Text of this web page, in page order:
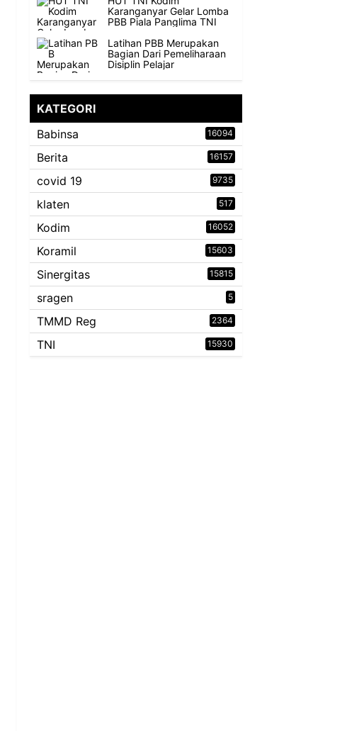
Karanganyar Gelar Lomba
PBB Piala Panglima TNI
Latihan PBB Merupakan
Bagian Dari Pemeliharaan
Disiplin Pelajar
KATEGORI
Babinsa
16094
Berita 16157
covid 19 9735
klaten 517
Kodim 16052
Koramil 15603
Sinergitas 15815
sragen 5
TMMD Reg 2364
TNI 15930